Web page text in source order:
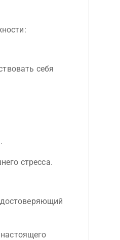
себя
стресса.